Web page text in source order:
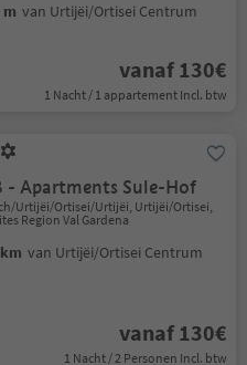
m van Urtijëi/Ortisei Centrum
vanaf 130€
1 Nacht / 1 appartement Incl. btw
- Apartments Sule-Hof
Urtijëi/Ortisei/Urtijëi, Urtijëi/Ortisei,
Region Val Gardena
van Urtijëi/Ortisei Centrum
vanaf 130€
1 Nacht / 2 Personen Incl. btw